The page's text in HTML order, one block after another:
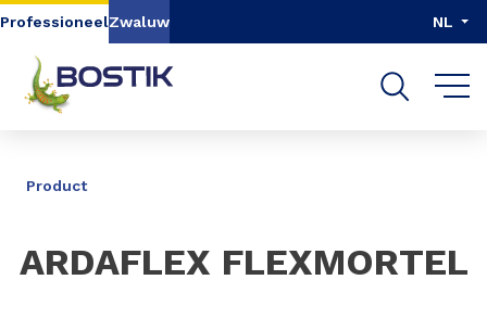
Go to content Go to navigation
ProfessioneelZwaluw NL
Product
ARDAFLEX FLEXMORTEL